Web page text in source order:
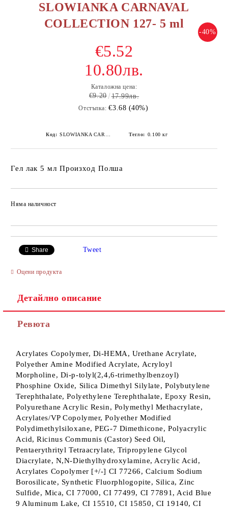
SLOWIANKA CARNAVAL
COLLECTION 127- 5 ml
-40%
€5.52
10.80лв.
Каталожна цена:
€9.20 17.99лв.
Отстъпка: €3.68 (40%)
Код: Тегло: 0.100 кг
Гел лак 5 мл Произход Полша
Няма наличност
Share Tweet
Оцени продукта
Детайлно описание
Ревюта
Acrylates Copolymer, Di-HEMA, Urethane Acrylate,
Polyether Amine Modified Acrylate, Acryloyl
Morpholine, Di-p-tolyl(2,4,6-trimethylbenzoyl)
Phosphine Oxide, Silica Dimethyl Silylate, Polybutylene
Terephthalate, Polyethylene Terephthalate, Epoxy Resin,
Polyurethane Acrylic Resin, Polymethyl Methacrylate,
Acrylates/VP Copolymer, Polyether Modified
Polydimethylsiloxane, PEG-7 Dimethicone, Polyacrylic
Acid, Ricinus Communis (Castor) Seed Oil,
Pentaerythrityl Tetraacrylate, Tripropylene Glycol
Diacrylate, N,N-Diethylhydroxylamine, Acrylic Acid,
Acrylates Copolymer [+/-] CI 77266, Calcium Sodium
Borosilicate, Synthetic Fluorphlogopite, Silica, Zinc
Sulfide, Mica, CI 77000, CI 77499, CI 77891, Acid Blue
9 Aluminum Lake, CI 15510, CI 15850, CI 19140, CI